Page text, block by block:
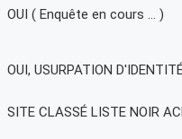
OUI ( Enquête en cours … )
OUI, USURPATION
SITE CLASSÉ LISTE NOIR